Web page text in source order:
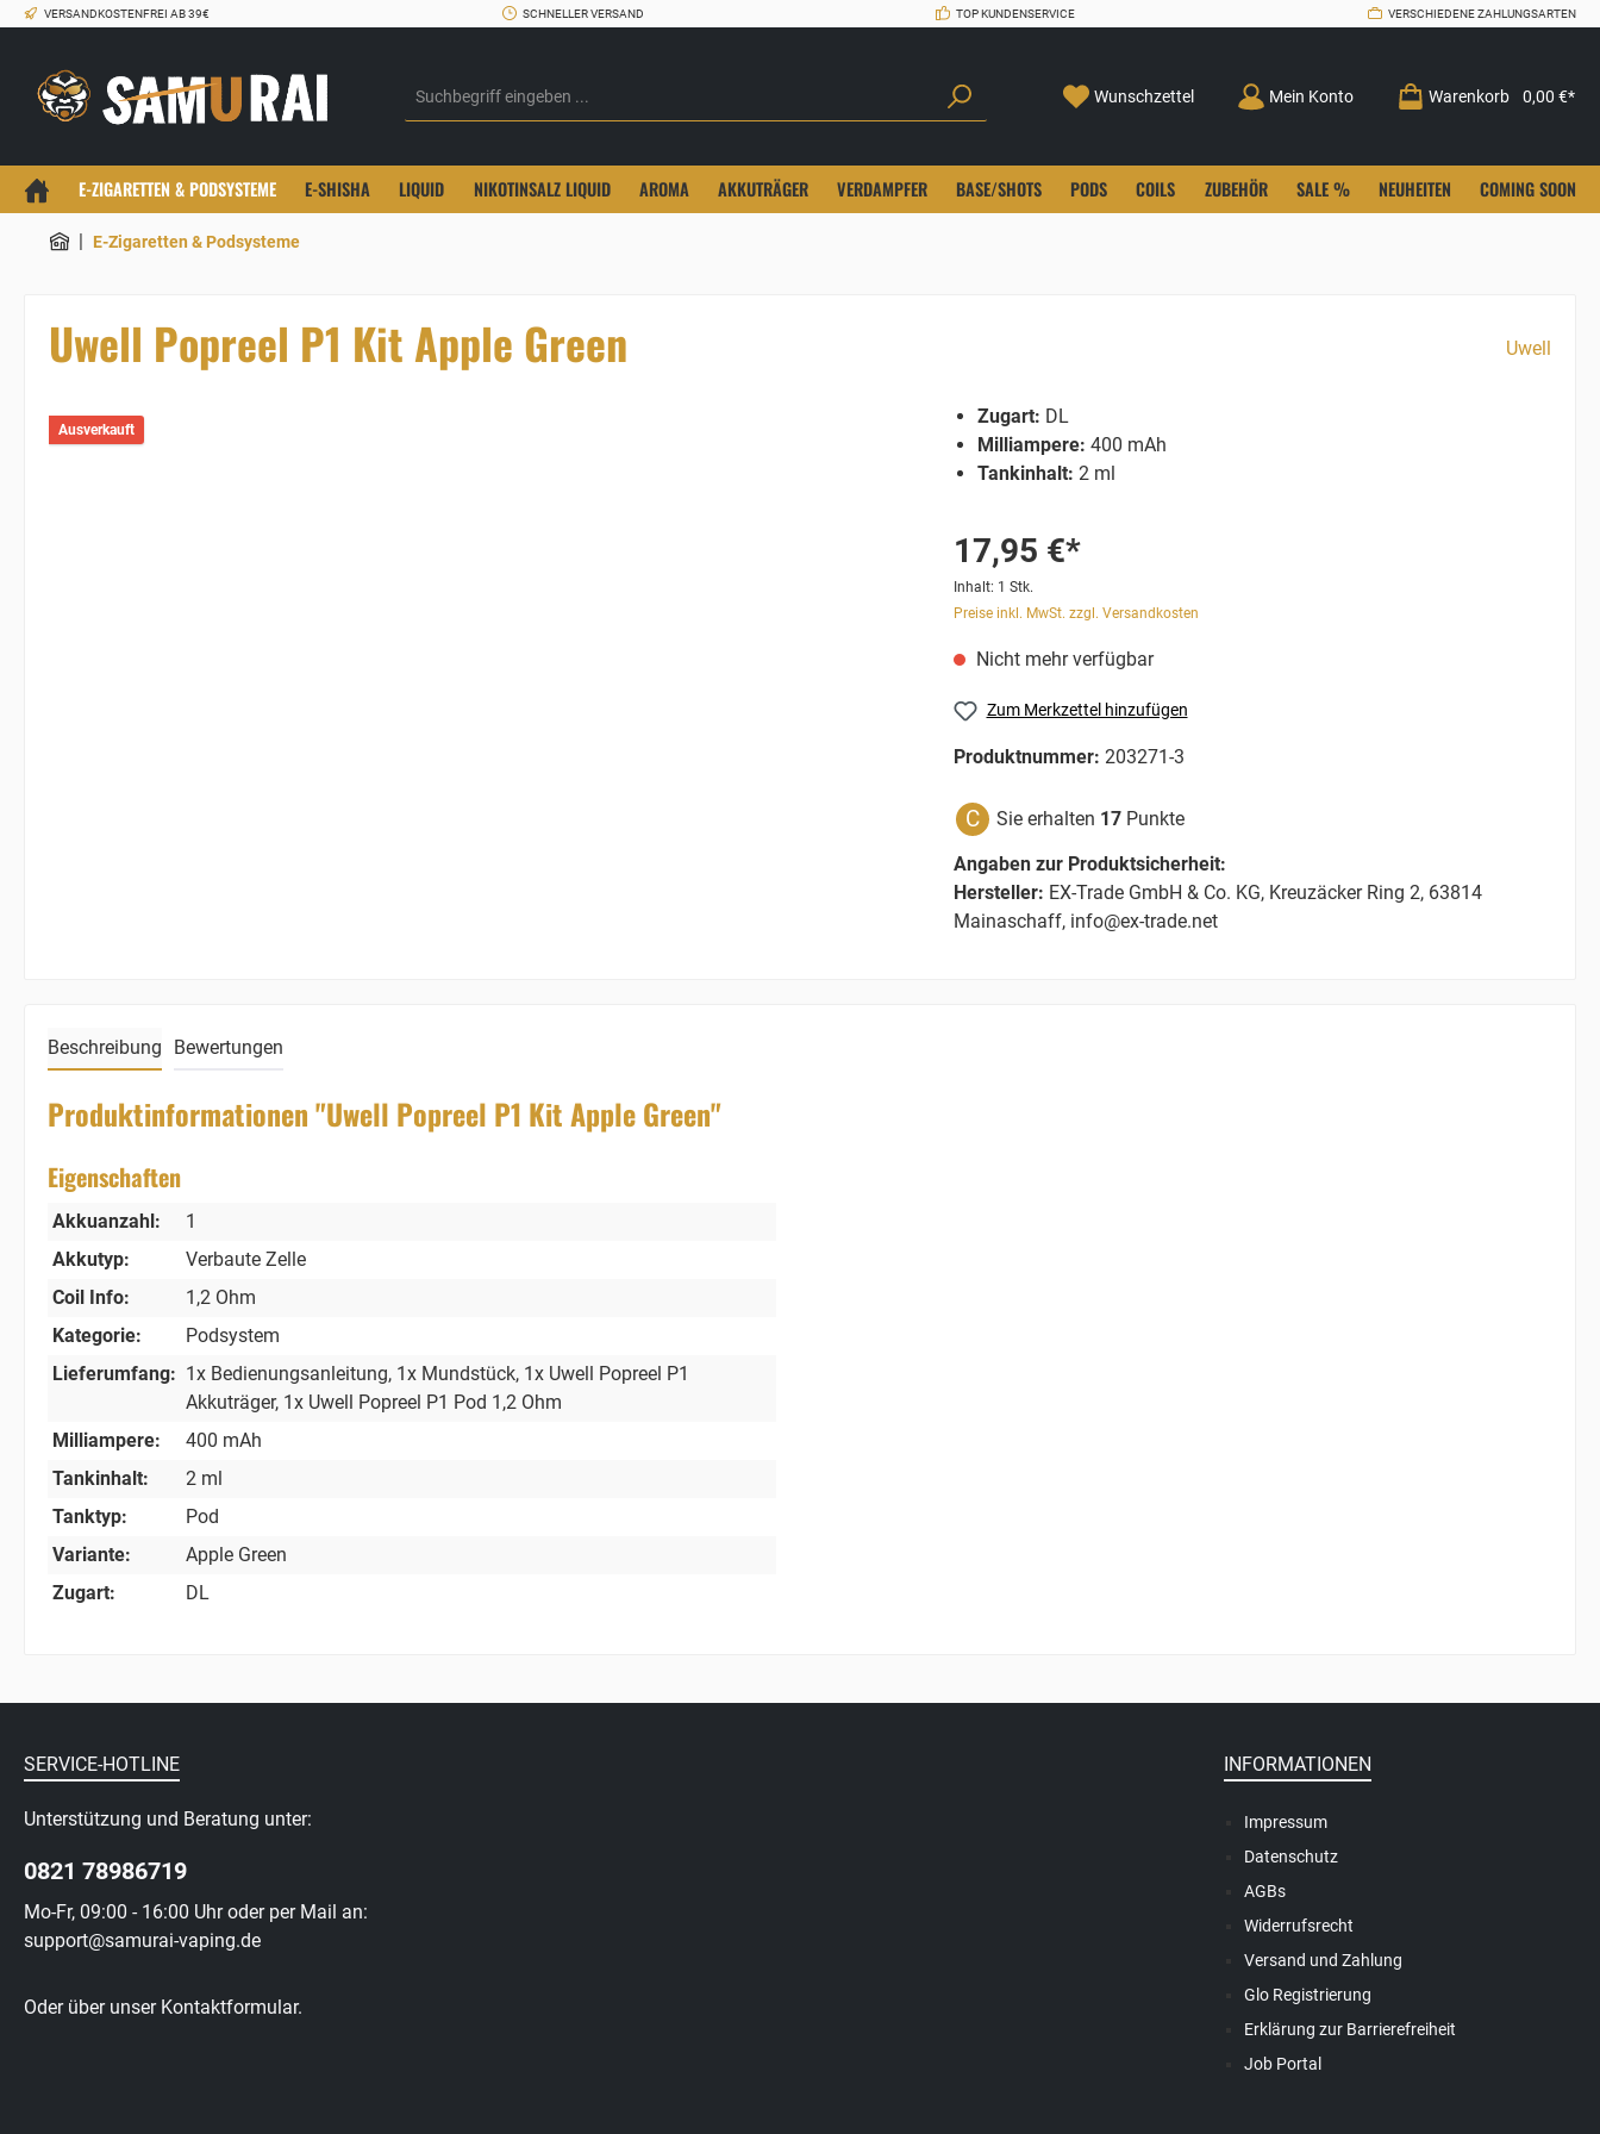
VERSANDKOSTENFREI AB 39€ SCHNELLER VERSAND TOP KUNDENSERVICE VERSCHIEDENE ZAHLUNGSARTEN
Wunschzettel Mein Konto Warenkorb 0,00 €*
E-ZIGARETTEN & PODSYSTEME E-SHISHA LIQUID NIKOTINSALZ LIQUID AROMA AKKUTRÄGER VERDAMPFER BASE/SHOTS PODS COILS ZUBEHÖR SALE % NEUHEITEN COMING SOON
| E-Zigaretten & Podsysteme
Uwell Popreel P1 Kit Apple Green Uwell
Ausverkauft
Zugart: DL
Milliampere: 400 mAh
Tankinhalt: 2 ml
17,95 €*
Inhalt: 1 Stk.
Preise inkl. MwSt. zzgl. Versandkosten
Nicht mehr verfügbar
Zum Merkzettel hinzufügen
Produktnummer: 203271-3
C Sie erhalten 17 Punkte
Angaben zur Produktsicherheit:
Hersteller: EX-Trade GmbH & Co. KG, Kreuzäcker Ring 2, 63814
Mainaschaff, info@ex-trade.net
Beschreibung Bewertungen
Produktinformationen "Uwell Popreel P1 Kit Apple Green"
Eigenschaften
Akkuanzahl:
1
Akkutyp:
Verbaute Zelle
Coil Info:
1,2 Ohm
Kategorie:
Podsystem
Lieferumfang: 1x Bedienungsanleitung, 1x Mundstück, 1x Uwell Popreel P1
Akkuträger, 1x Uwell Popreel P1 Pod 1,2 Ohm
Milliampere:
400 mAh
Tankinhalt:
2 ml
Tanktyp:
Pod
Variante:
Apple Green
Zugart:
DL
SERVICE-HOTLINE
Unterstützung und Beratung unter:
0821 78986719
Mo-Fr, 09:00 - 16:00 Uhr oder per Mail an:
support@samurai-vaping.de
Oder über unser Kontaktformular.
INFORMATIONEN
Impressum
Datenschutz
AGBs
Widerrufsrecht
Versand und Zahlung
Glo Registrierung
Erklärung zur Barrierefreiheit
Job Portal